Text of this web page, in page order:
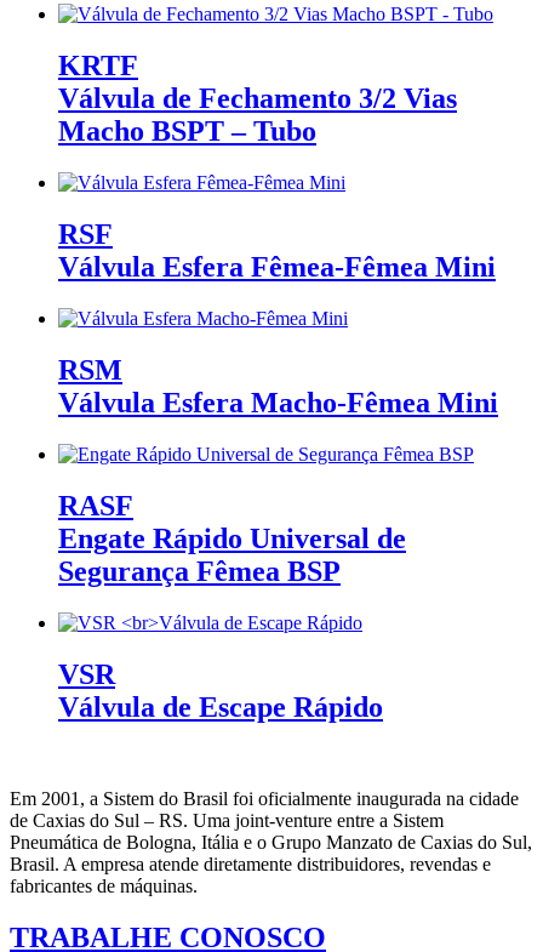
Calibrada
quantidadeKRTF
Válvula de Fechamento 3/2 Vias
Macho BSPT – Tubo
RSF
Válvula Esfera Fêmea-Fêmea Mini
RSM
Válvula Esfera Macho-Fêmea Mini
RASF
Engate Rápido Universal de
Segurança Fêmea BSP
VSR
Válvula de Escape Rápido
Em 2001, a Sistem do Brasil foi oficialmente inaugurada na cidade
de Caxias do Sul – RS. Uma joint-venture entre a Sistem
Pneumática de Bologna, Itália e o Grupo Manzato de Caxias do Sul,
Brasil. A empresa atende diretamente distribuidores, revendas e
fabricantes de máquinas.
TRABALHE CONOSCO